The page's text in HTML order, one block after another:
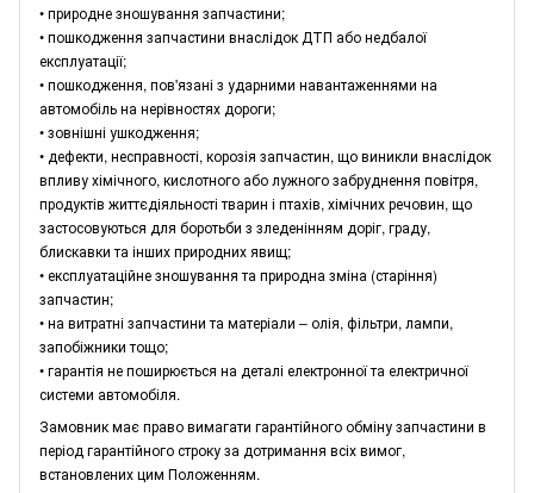
• природне зношування запчастини;
• пошкодження запчастини внаслідок ДТП або недбалої
експлуатації;
• пошкодження, пов'язані з ударними навантаженнями на
автомобіль на нерівностях дороги;
• зовнішні ушкодження;
• дефекти, несправності, корозія запчастин, що виникли внаслідок
впливу хімічного, кислотного або лужного забруднення повітря,
продуктів життєдіяльності тварин і птахів, хімічних речовин, що
застосовуються для боротьби з зледенінням доріг, граду,
блискавки та інших природних явищ;
• експлуатаційне зношування та природна зміна (старіння)
запчастин;
• на витратні запчастини та матеріали – олія, фільтри, лампи,
запобіжники тощо;
• гарантія не поширюється на деталі електронної та електричної
системи автомобіля.
Замовник має право вимагати гарантійного обміну запчастини в
період гарантійного строку за дотримання всіх вимог,
встановлених цим Положенням.